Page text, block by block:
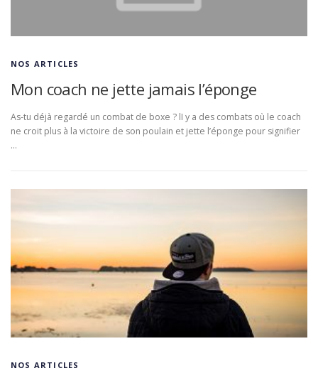
NOS ARTICLES
Mon coach ne jette jamais l’éponge
As-tu déjà regardé un combat de boxe ? lI y a des combats où le coach
ne croit plus à la victoire de son poulain et jette l’éponge pour signifier
…
NOS ARTICLES